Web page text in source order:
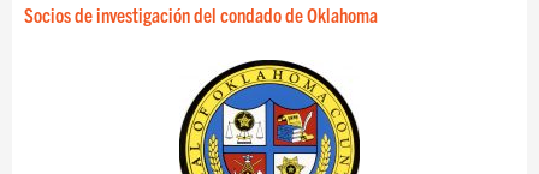
Socios de investigación del condado de Oklahoma